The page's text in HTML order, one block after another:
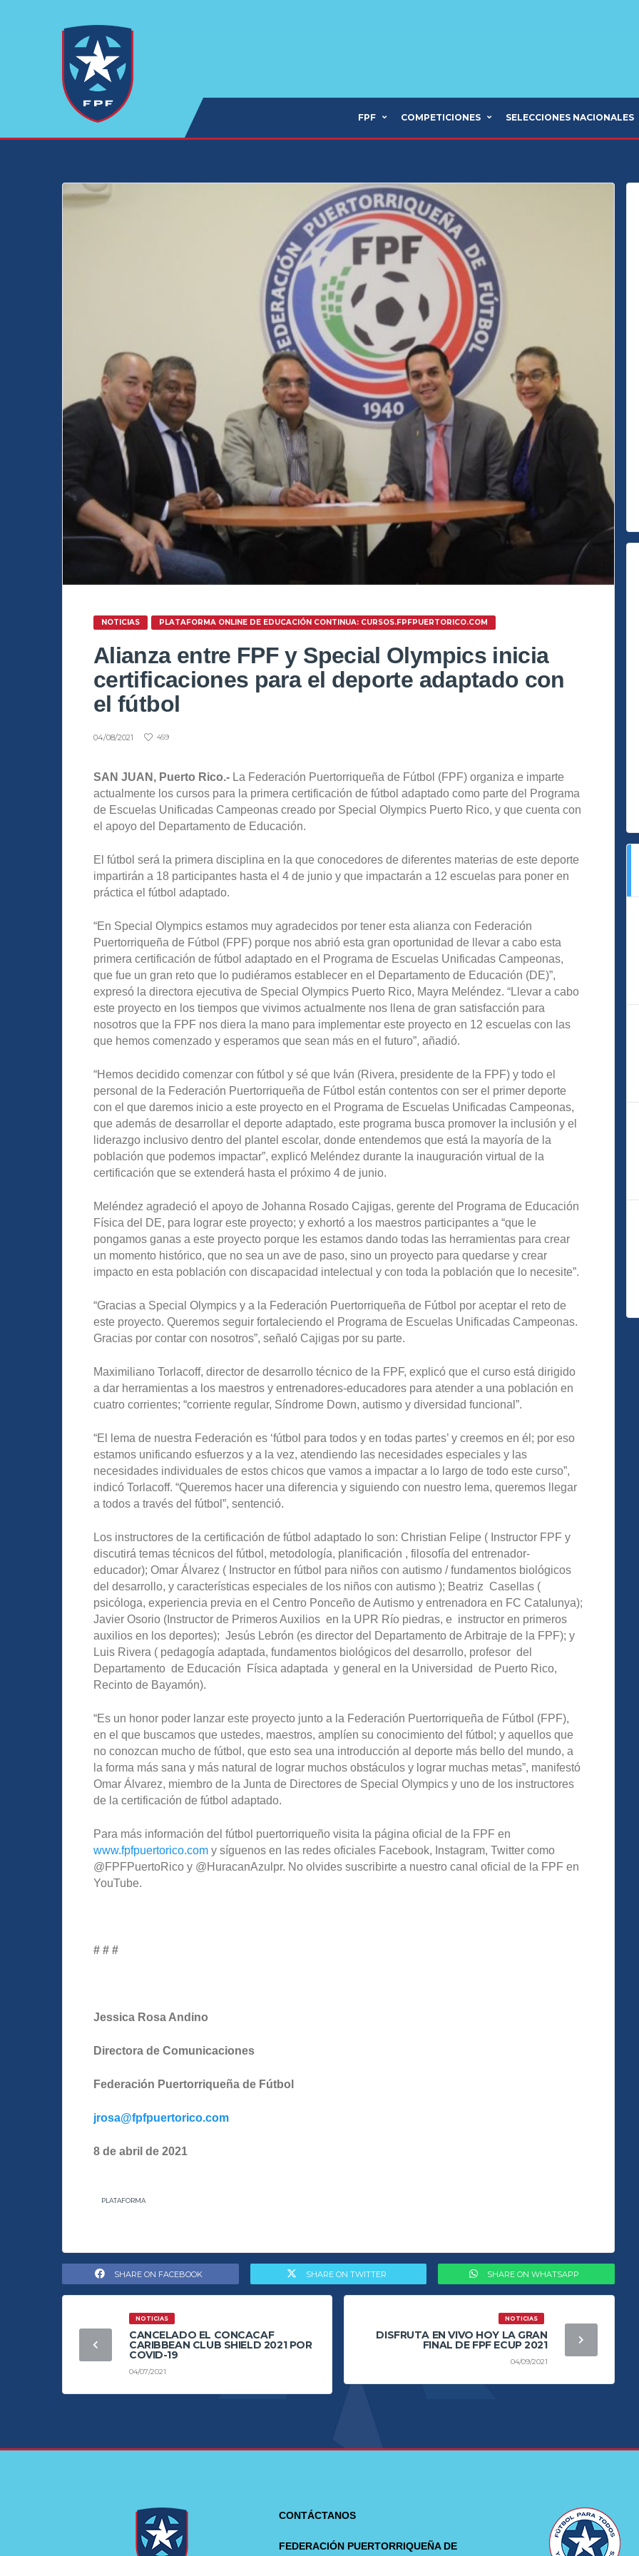
FPF COMPETICIONES SELECCIONES NACIONALES
NOTICIAS PLATAFORMA ONLINE DE EDUCACIÓN CONTINUA: CURSOS.FPFPUERTORICO.COM
Alianza entre FPF y Special Olympics inicia
certificaciones para el deporte adaptado con
el fútbol
04/08/2021 459
SAN JUAN, Puerto Rico.- La Federación Puertorriqueña de Fútbol (FPF) organiza e imparte
actualmente los cursos para la primera certificación de fútbol adaptado como parte del Programa
de Escuelas Unificadas Campeonas creado por Special Olympics Puerto Rico, y que cuenta con
el apoyo del Departamento de Educación.
El fútbol será la primera disciplina en la que conocedores de diferentes materias de este deporte
impartirán a 18 participantes hasta el 4 de junio y que impactarán a 12 escuelas para poner en
práctica el fútbol adaptado.
“En Special Olympics estamos muy agradecidos por tener esta alianza con Federación
Puertorriqueña de Fútbol (FPF) porque nos abrió esta gran oportunidad de llevar a cabo esta
primera certificación de fútbol adaptado en el Programa de Escuelas Unificadas Campeonas,
que fue un gran reto que lo pudiéramos establecer en el Departamento de Educación (DE)”,
expresó la directora ejecutiva de Special Olympics Puerto Rico, Mayra Meléndez. “Llevar a cabo
este proyecto en los tiempos que vivimos actualmente nos llena de gran satisfacción para
nosotros que la FPF nos diera la mano para implementar este proyecto en 12 escuelas con las
que hemos comenzado y esperamos que sean más en el futuro”, añadió.
“Hemos decidido comenzar con fútbol y sé que Iván (Rivera, presidente de la FPF) y todo el
personal de la Federación Puertorriqueña de Fútbol están contentos con ser el primer deporte
con el que daremos inicio a este proyecto en el Programa de Escuelas Unificadas Campeonas,
que además de desarrollar el deporte adaptado, este programa busca promover la inclusión y el
liderazgo inclusivo dentro del plantel escolar, donde entendemos que está la mayoría de la
población que podemos impactar”, explicó Meléndez durante la inauguración virtual de la
certificación que se extenderá hasta el próximo 4 de junio.
Meléndez agradeció el apoyo de Johanna Rosado Cajigas, gerente del Programa de Educación
Física del DE, para lograr este proyecto; y exhortó a los maestros participantes a “que le
pongamos ganas a este proyecto porque les estamos dando todas las herramientas para crear
un momento histórico, que no sea un ave de paso, sino un proyecto para quedarse y crear
impacto en esta población con discapacidad intelectual y con toda la población que lo necesite”.
“Gracias a Special Olympics y a la Federación Puertorriqueña de Fútbol por aceptar el reto de
este proyecto. Queremos seguir fortaleciendo el Programa de Escuelas Unificadas Campeonas.
Gracias por contar con nosotros”, señaló Cajigas por su parte.
Maximiliano Torlacoff, director de desarrollo técnico de la FPF, explicó que el curso está dirigido
a dar herramientas a los maestros y entrenadores-educadores para atender a una población en
cuatro corrientes; “corriente regular, Síndrome Down, autismo y diversidad funcional”.
“El lema de nuestra Federación es ‘fútbol para todos y en todas partes’ y creemos en él; por eso
estamos unificando esfuerzos y a la vez, atendiendo las necesidades especiales y las
necesidades individuales de estos chicos que vamos a impactar a lo largo de todo este curso”,
indicó Torlacoff. “Queremos hacer una diferencia y siguiendo con nuestro lema, queremos llegar
a todos a través del fútbol”, sentenció.
Los instructores de la certificación de fútbol adaptado lo son: Christian Felipe ( Instructor FPF y
discutirá temas técnicos del fútbol, metodología, planificación , filosofía del entrenador-
educador); Omar Álvarez ( Instructor en fútbol para niños con autismo / fundamentos biológicos
del desarrollo, y características especiales de los niños con autismo ); Beatriz Casellas (
psicóloga, experiencia previa en el Centro Ponceño de Autismo y entrenadora en FC Catalunya);
Javier Osorio (Instructor de Primeros Auxilios en la UPR Río piedras, e instructor en primeros
auxilios en los deportes); Jesús Lebrón (es director del Departamento de Arbitraje de la FPF); y
Luis Rivera ( pedagogía adaptada, fundamentos biológicos del desarrollo, profesor del
Departamento de Educación Física adaptada y general en la Universidad de Puerto Rico,
Recinto de Bayamón).
“Es un honor poder lanzar este proyecto junto a la Federación Puertorriqueña de Fútbol (FPF),
en el que buscamos que ustedes, maestros, amplíen su conocimiento del fútbol; y aquellos que
no conozcan mucho de fútbol, que esto sea una introducción al deporte más bello del mundo, a
la forma más sana y más natural de lograr muchos obstáculos y lograr muchas metas”, manifestó
Omar Álvarez, miembro de la Junta de Directores de Special Olympics y uno de los instructores
de la certificación de fútbol adaptado.
Para más información del fútbol puertorriqueño visita la página oficial de la FPF en
www.fpfpuertorico.com y síguenos en las redes oficiales Facebook, Instagram, Twitter como
@FPFPuertoRico y @HuracanAzulpr. No olvides suscribirte a nuestro canal oficial de la FPF en
YouTube.
# # #
Jessica Rosa Andino
Directora de Comunicaciones
Federación Puertorriqueña de Fútbol
jrosa@fpfpuertorico.com
8 de abril de 2021
PLATAFORMA
SHARE ON FACEBOOK SHARE ON TWITTER SHARE ON WHATSAPP
NOTICIAS
CANCELADO EL CONCACAF
CARIBBEAN CLUB SHIELD 2021 POR
COVID-19
04/07/2021
NOTICIAS
DISFRUTA EN VIVO HOY LA GRAN
FINAL DE FPF ECUP 2021
04/09/2021
CONTÁCTANOS
FEDERACIÓN PUERTORRIQUEÑA DE